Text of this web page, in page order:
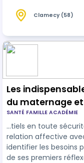
comportement
proposées ont
l’autonomie et la
Clamecy (58)
Les
du maternage
parentalité
SANTÉ FAMILLE ACADÉMIE
…tiels en toute
relation affective
identifier les besoins
de ses premiers